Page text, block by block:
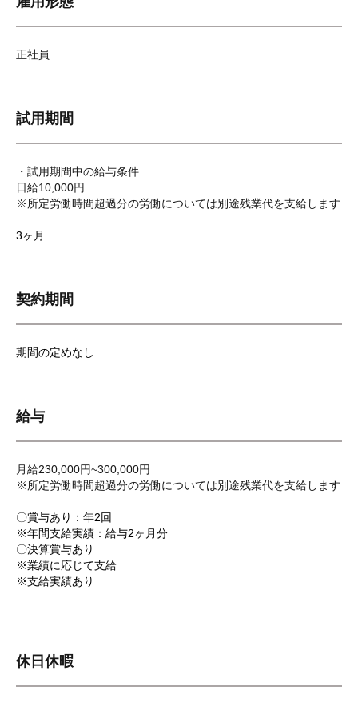
正社員
試用期間
・試用期間中の給与条件
日給10,000円
※所定労働時間超過分の労働については別途残業代を支給します
3ヶ月
契約期間
期間の定めなし
給与
月給230,000円~300,000円
※所定労働時間超過分の労働については別途残業代を支給します
〇賞与あり：年2回
※年間支給実績：給与2ヶ月分
〇決算賞与あり
※業績に応じて支給
※支給実績あり
休日休暇